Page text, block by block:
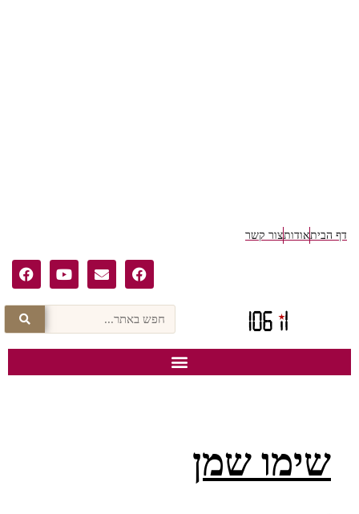
דף הביתאודותצור קשר
שימו שמן